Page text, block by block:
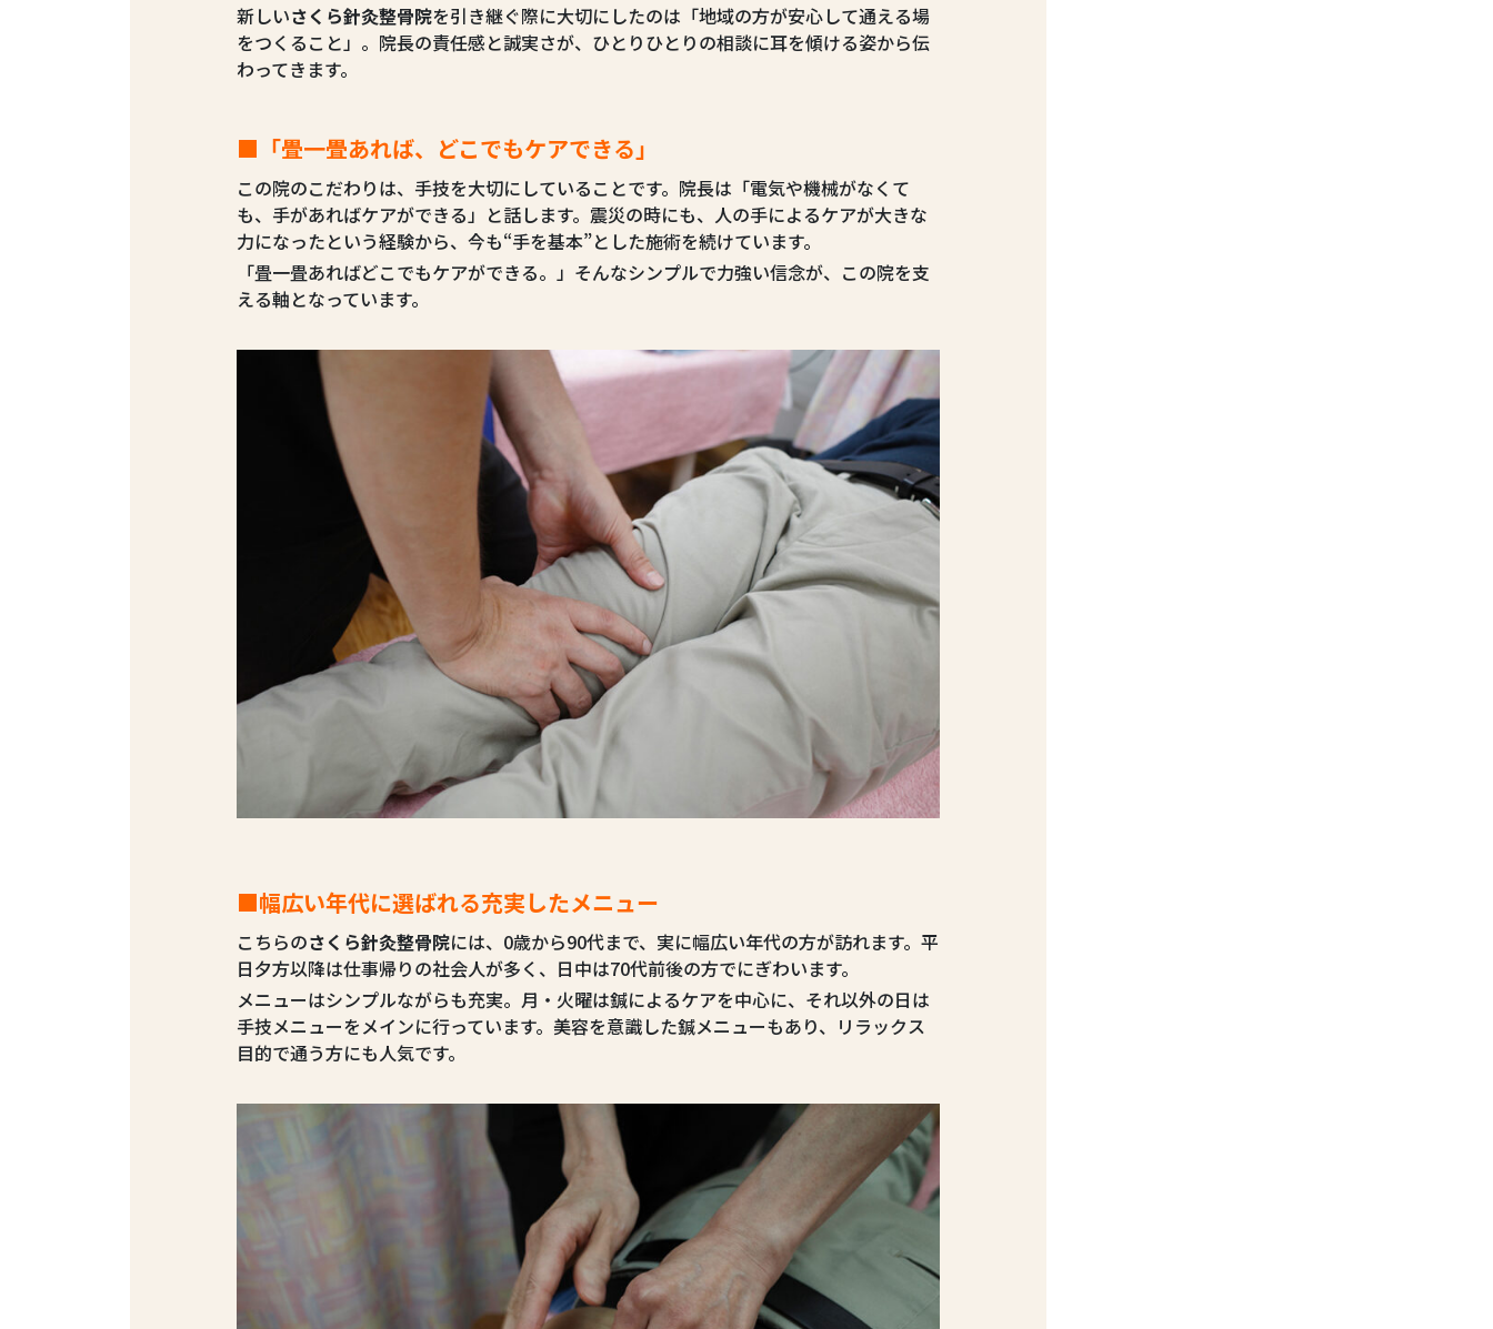
新しいさくら針灸整骨院を引き継ぐ際に大切にしたのは「地域の方が安心して通える場
をつくること」。院長の責任感と誠実さが、ひとりひとりの相談に耳を傾ける姿から伝
わってきます。
■「畳一畳あれば、どこでもケアできる」
この院のこだわりは、手技を大切にしていることです。院長は「電気や機械がなくて
も、手があればケアができる」と話します。震災の時にも、人の手によるケアが大きな
力になったという経験から、今も“手を基本”とした施術を続けています。
「畳一畳あればどこでもケアができる。」そんなシンプルで力強い信念が、この院を支
える軸となっています。
■幅広い年代に選ばれる充実したメニュー
こちらのさくら針灸整骨院には、0歳から90代まで、実に幅広い年代の方が訪れます。平
日夕方以降は仕事帰りの社会人が多く、日中は70代前後の方でにぎわいます。
メニューはシンプルながらも充実。月・火曜は鍼によるケアを中心に、それ以外の日は
手技メニューをメインに行っています。美容を意識した鍼メニューもあり、リラックス
目的で通う方にも人気です。